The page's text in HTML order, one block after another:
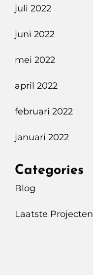
juli 2022
juni 2022
mei 2022
april 2022
februari 2022
januari 2022
Categories
Blog
Laatste Projecten